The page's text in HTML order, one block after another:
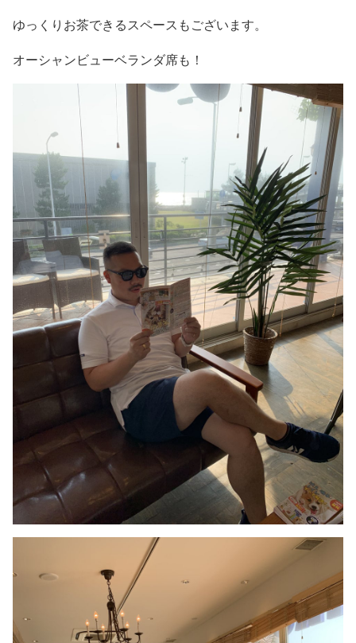
ゆっくりお茶できるスペースもございます。
オーシャンビューベランダ席も！